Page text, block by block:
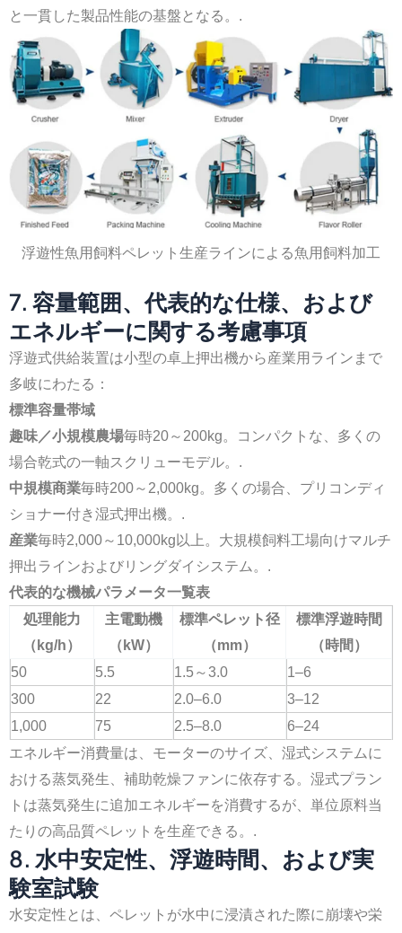
と一貫した製品性能の基盤となる。.
浮遊性魚用飼料ペレット生産ラインによる魚用飼料加工
7. 容量範囲、代表的な仕様、および
エネルギーに関する考慮事項
浮遊式供給装置は小型の卓上押出機から産業用ラインまで
多岐にわたる：
標準容量帯域
趣味／小規模農場毎時20～200kg。コンパクトな、多くの
場合乾式の一軸スクリューモデル。.
中規模商業毎時200～2,000kg。多くの場合、プリコンディ
ショナー付き湿式押出機。.
産業毎時2,000～10,000kg以上。大規模飼料工場向けマルチ
押出ラインおよびリングダイシステム。.
代表的な機械パラメータ一覧表
処理能力
（kg/h）
主電動機
（kW）
標準ペレット径
（mm）
標準浮遊時間
（時間）
50
5.5 1.5～3.0
1–6
300
22 2.0–6.0
3–12
1,000
75 2.5–8.0
6–24
エネルギー消費量は、モーターのサイズ、湿式システムに
おける蒸気発生、補助乾燥ファンに依存する。湿式プラン
トは蒸気発生に追加エネルギーを消費するが、単位原料当
たりの高品質ペレットを生産できる。.
8. 水中安定性、浮遊時間、および実
験室試験
水安定性とは、ペレットが水中に浸漬された際に崩壊や栄